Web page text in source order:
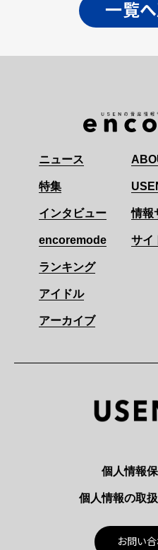
一覧
ニュース
特集
インタビュー
encoremode
ランキング
アイドル
アーカイブ
情報
サイ
個人情報
個人情報の取
お問い